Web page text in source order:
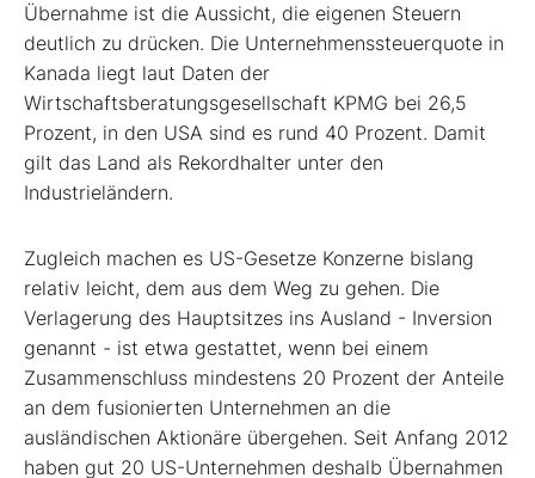
Übernahme ist die Aussicht, die eigenen Steuern
deutlich zu drücken. Die Unternehmenssteuerquote in
Kanada liegt laut Daten der
Wirtschaftsberatungsgesellschaft KPMG bei 26,5
Prozent, in den USA sind es rund 40 Prozent. Damit
gilt das Land als Rekordhalter unter den
Industrieländern.
Zugleich machen es US-Gesetze Konzerne bislang
relativ leicht, dem aus dem Weg zu gehen. Die
Verlagerung des Hauptsitzes ins Ausland - Inversion
genannt - ist etwa gestattet, wenn bei einem
Zusammenschluss mindestens 20 Prozent der Anteile
an dem fusionierten Unternehmen an die
ausländischen Aktionäre übergehen. Seit Anfang 2012
haben gut 20 US-Unternehmen deshalb Übernahmen